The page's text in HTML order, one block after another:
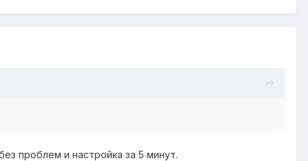
проблем и настройка за 5 минут.